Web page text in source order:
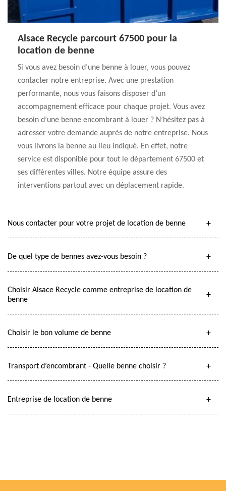
Alsace Recycle parcourt 67500 pour la
location de benne
Si vous avez besoin d’une benne à louer, vous pouvez
contacter notre entreprise. Avec une prestation
performante, nous vous faisons disposer d’un
accompagnement efficace pour chaque projet. Vous avez
besoin d’une benne encombrant à louer ? N’hésitez pas à
adresser votre demande auprès de notre entreprise. Nous
vous livrons la benne au lieu indiqué. En effet, notre
service est disponible pour tout le département 67500 et
ses différentes villes. Notre équipe assure des
interventions partout avec un déplacement rapide.
Nous contacter pour votre projet de location de benne
De quel type de bennes avez-vous besoin ?
Choisir Alsace Recycle comme entreprise de location de
benne
Choisir le bon volume de benne
Transport d’encombrant - Quelle benne choisir ?
Entreprise de location de benne